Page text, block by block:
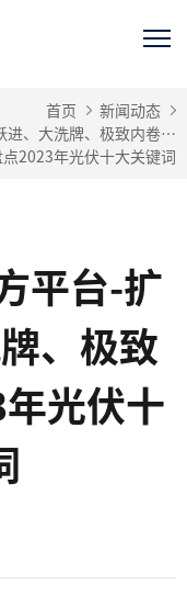
首页
新闻动态
进、大洗牌、极致内卷…
2023年光伏十大关键词
平台-扩
、极致
光伏十